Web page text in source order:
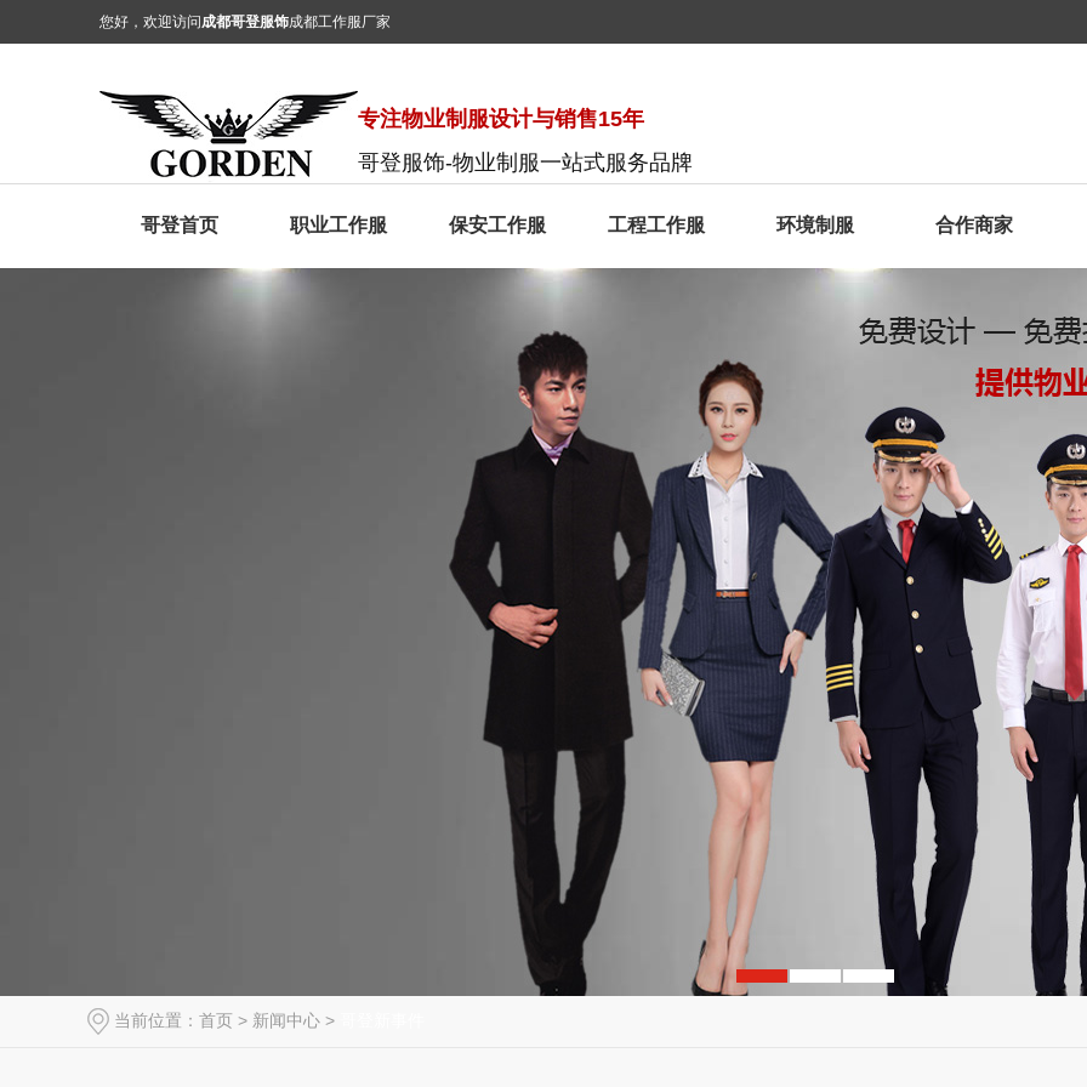
您好，欢迎访问成都哥登服饰成都工作服厂家
专注物业制服设计与销售15年
哥登服饰-物业制服一站式服务品牌
哥登首页 职业工作服 保安工作服 工程工作服 环境制服 合作商家
当前位置： 首页 > 新闻中心 >